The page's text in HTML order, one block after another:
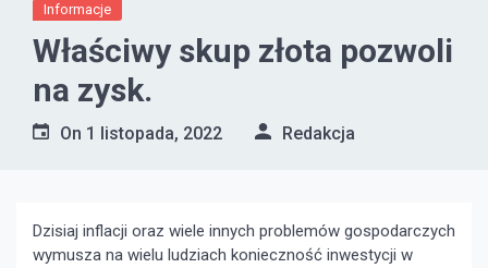
Informacje
Właściwy skup złota pozwoli
na zysk.
On 1 listopada, 2022 Redakcja
Dzisiaj inflacji oraz wiele innych problemów gospodarczych
wymusza na wielu ludziach konieczność inwestycji w